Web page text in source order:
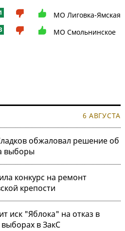
МО Лиговка-Ямская
МО Смольнинское
6 АВГУСТА
обжаловал решение об
выборы
конкурс на ремонт
крепости
иск "Яблока" на отказ в
в ЗакС